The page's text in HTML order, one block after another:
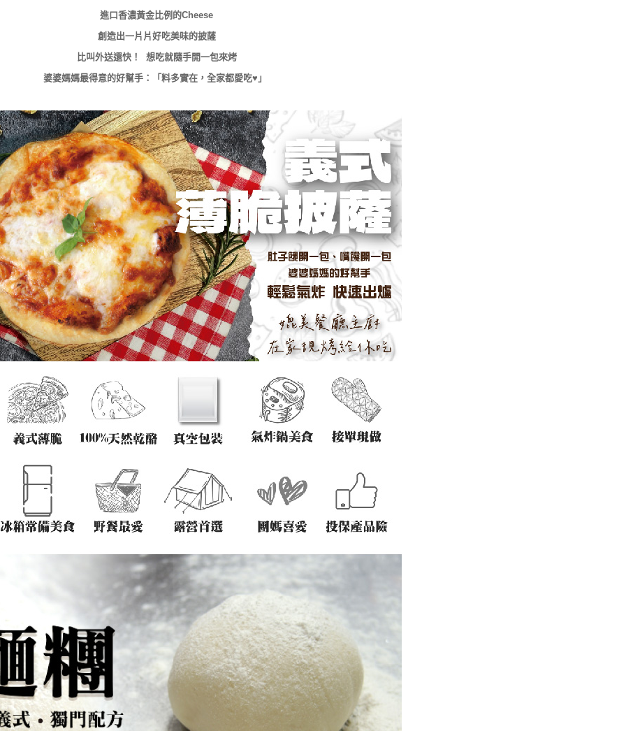
進口香濃黃金比例的Cheese
創造出一片片好吃美味的披薩
比叫外送還快！ 想吃就隨手開一包來烤
婆婆媽媽最得意的好幫手：「料多實在，全家都愛吃♥」